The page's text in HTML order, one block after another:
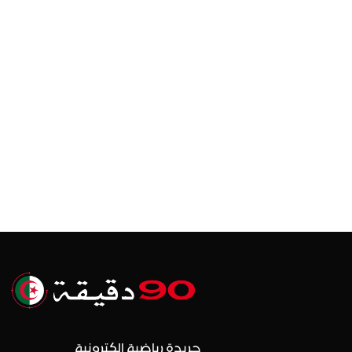
جريدة رياضية إلكترونية